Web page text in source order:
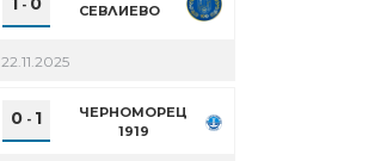
- СЕВЛИЕВО
22.11.2025
0 - 1
ЧЕРНОМОРЕЦ
1919